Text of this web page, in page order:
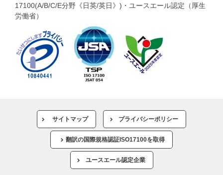
17100(A/B/C/E分野《日英/英日》)・ユースエール認定（厚生
労働省）
サイトマップ プライバシーポリシー
翻訳の国際規格認証ISO17100を取得
ユースエール認定企業